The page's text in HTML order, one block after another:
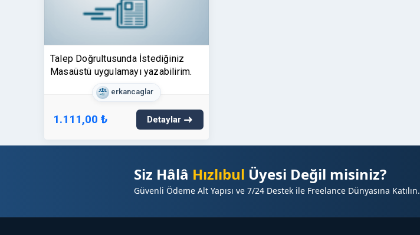
Talep Doğrultusunda İstediğiniz
Masaüstü uygulamayı yazabilirim.
erkancaglar
1.111,00 ₺ Detaylar
Siz Hâlâ Hızlıbul Üyesi Değil misiniz?
Güvenli Ödeme Alt Yapısı ve 7/24 Destek ile Freelance Dünyasına Katılın.